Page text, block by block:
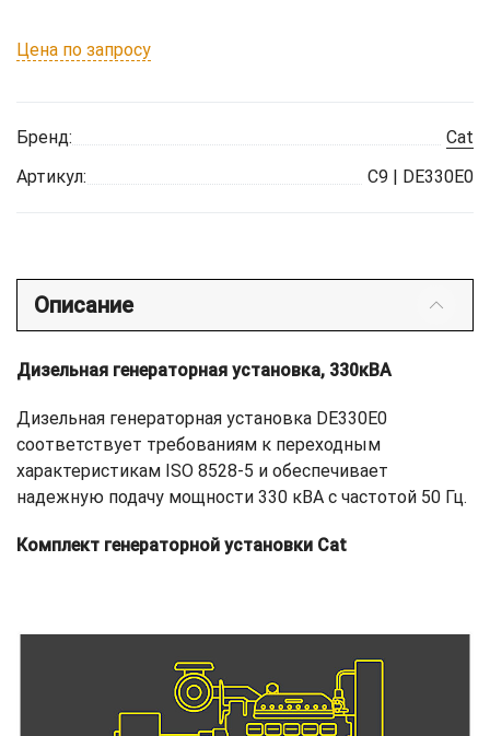
Цена по запросу
Бренд:
Cat
Артикул:
C9 | DE330E0
Описание
Дизельная генераторная установка, 330кВА
Дизельная генераторная установка DE330E0
соответствует требованиям к переходным
характеристикам ISO 8528-5 и обеспечивает
надежную подачу мощности 330 кВА с частотой 50 Гц.
Комплект генераторной установки Cat